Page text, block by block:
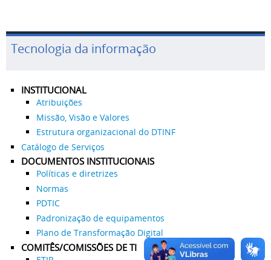
Tecnologia da informação
INSTITUCIONAL
Atribuições
Missão, Visão e Valores
Estrutura organizacional do DTINF
Catálogo de Serviços
DOCUMENTOS INSTITUCIONAIS
Políticas e diretrizes
Normas
PDTIC
Padronização de equipamentos
Plano de Transformação Digital
COMITÊS/COMISSÕES DE TI